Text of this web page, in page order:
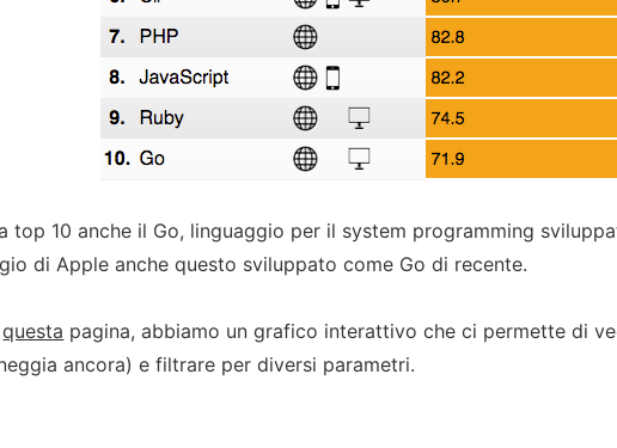
top 10 anche il Go, linguaggio per il system programming
di Apple anche questo sviluppato come Go di recente.
questa pagina, abbiamo un grafico interattivo che ci permette di
ancora) e filtrare per diversi parametri.